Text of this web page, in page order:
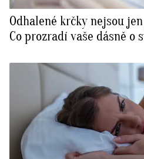
Odhalené krčky nejsou
Co prozradí vaše dásně o